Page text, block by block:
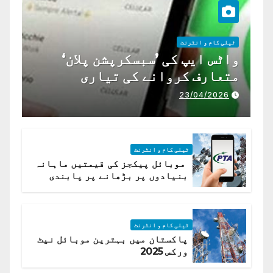
ٹیلی کام و انٹرنٹ
واٹس ایپ کی ’سبسکرپشن پلان‘
متعارف کروانے کی تیاری
23/04/2026
ٹیلی کام و انٹرنٹ
موبائل پیکجز کی قیمتیں ماہانہ
بنیادوں پر بڑھانے پر پابندی
ٹیلی کام و انٹرنٹ
پاکستان میں بہترین موبائل نیٹ
ورکس 2025